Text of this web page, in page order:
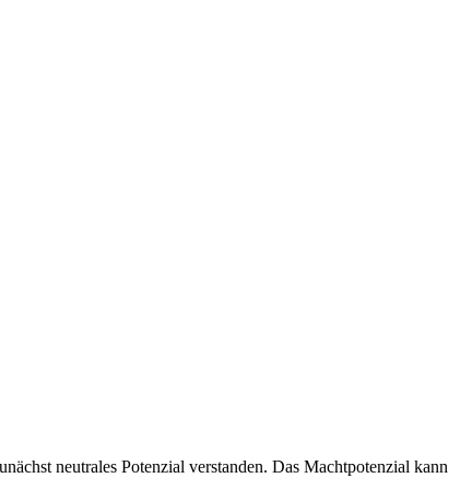
neutrales Potenzial verstanden. Das Machtpotenzial kann